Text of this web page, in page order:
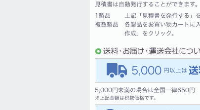
見積書は自動発行することができます。
1製品
上記「見積書を発行する」
複数製品
各製品をお買い物カートに
作成」をクリック。
5,000
5,000円未満の場合は全国一律650円
※ 上記金額は税抜価格です。